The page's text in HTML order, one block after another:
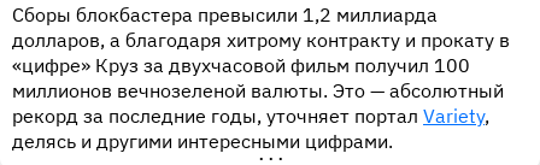
Сборы блокбастера превысили 1,2 миллиарда
долларов, а благодаря хитрому контракту и прокату в
«цифре» Круз за двухчасовой фильм получил 100
миллионов вечнозеленой валюты. Это — абсолютный
рекорд за последние годы, уточняет портал Variety,
делясь и другими интересными цифрами.
•••